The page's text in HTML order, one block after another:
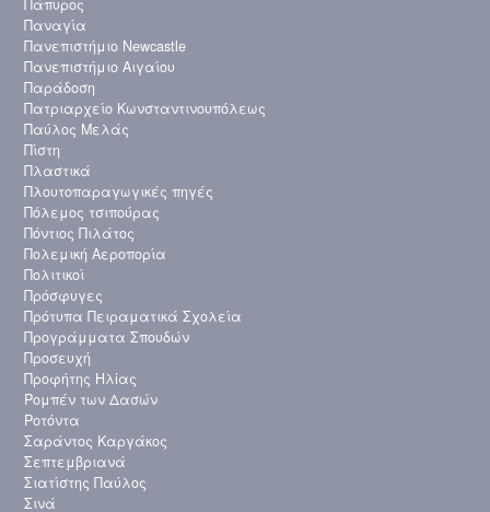
Πάπυρος
Παναγία
Πανεπιστήμιο Newcastle
Πανεπιστήμιο Αιγαίου
Παράδοση
Πατριαρχείο Κωνσταντινουπόλεως
Παύλος Μελάς
Πίστη
Πλαστικά
Πλουτοπαραγωγικές πηγές
Πόλεμος τσιπούρας
Πόντιος Πιλάτος
Πολεμική Αεροπορία
Πολιτικοί
Πρόσφυγες
Πρότυπα Πειραματικά Σχολεία
Προγράμματα Σπουδών
Προσευχή
Προφήτης Ηλἰας
Ρομπέν των Δασών
Ροτόντα
Σαράντος Καργάκος
Σεπτεμβριανά
Σιατίστης Παύλος
Σινά